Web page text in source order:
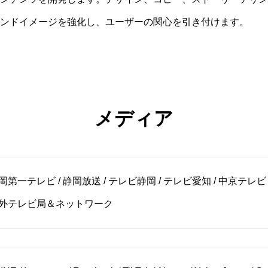
ドイメージを強化し、ユーザーの関心を引き付けます。
メディア
第一テレビ / 静岡放送 / テレビ静岡 / テレビ愛知 / 中京テレ
テレビ局＆ネットワーク